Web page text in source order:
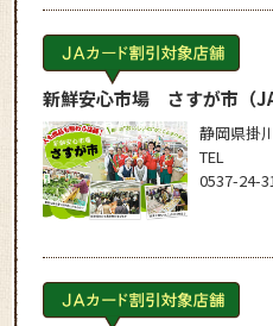
新鮮安心市場 さすが市 （
静岡県掛
TEL
0537-24-